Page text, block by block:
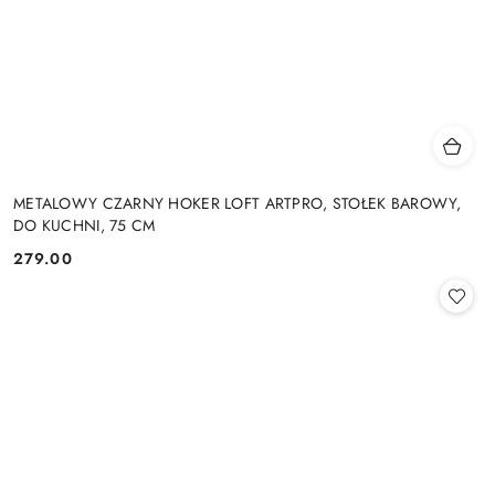
METALOWY CZARNY HOKER LOFT ARTPRO, STOŁEK BAROWY,
DO KUCHNI, 75 CM
Cena:
279.00